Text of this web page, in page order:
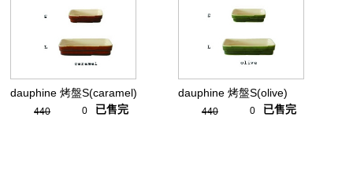
dauphine 烤盤S(caramel)
440 0 已售完
dauphine 烤盤S(olive)
440 0 已售完